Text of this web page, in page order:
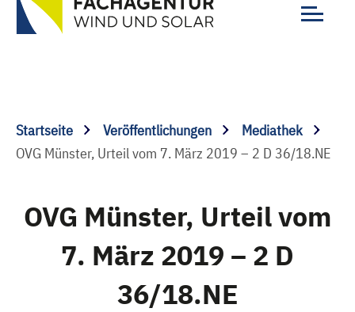
Startseite Veröffentlichungen
Mediathek
OVG Münster, Urteil vom 7. März 2019 – 2 D 36/18.NE
OVG Münster, Urteil vom
7. März 2019 – 2 D
36/18.NE